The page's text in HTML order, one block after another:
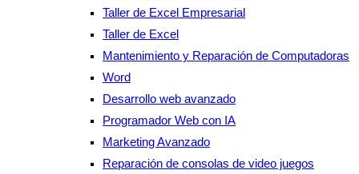
Taller de Excel Empresarial
Taller de Excel
Mantenimiento y Reparación de Computadoras
Word
Desarrollo web avanzado
Programador Web con IA
Marketing Avanzado
Reparación de consolas de video juegos